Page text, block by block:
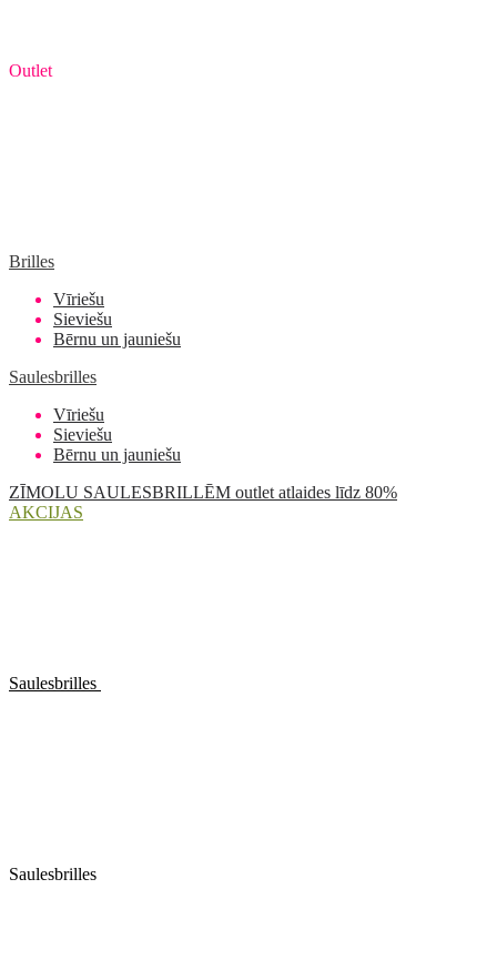
Outlet
Brilles
Vīriešu
Sieviešu
Bērnu un jauniešu
Saulesbrilles
Vīriešu
Sieviešu
Bērnu un jauniešu
ZĪMOLU SAULESBRILLĒM outlet atlaides līdz 80%
AKCIJAS
Saulesbrilles
Saulesbrilles